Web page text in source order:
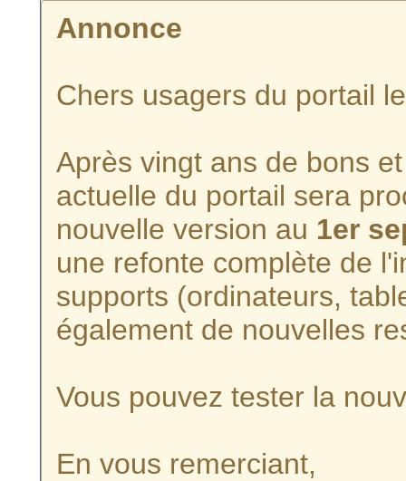
Annonce
Chers usagers du portail
Après vingt ans de bons
actuelle du portail sera
nouvelle version au 1er
une refonte complète de
supports (ordinateurs,
également de nouvelles
Vous pouvez tester la
En vous remerciant,